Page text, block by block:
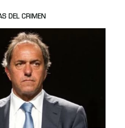
DEL CRIMEN